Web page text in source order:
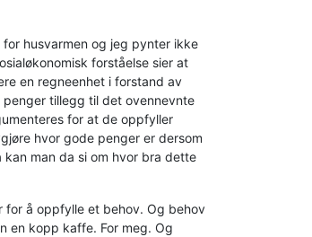
husvarmen og jeg pynter ikke
forståelse sier at
en regneenhet i forstand av
tillegg til det ovennevnte
for at de oppfyller
hvor gode penger er dersom
man da si om hvor bra dette
for å oppfylle et behov. Og behov
en kopp kaffe. For meg. Og